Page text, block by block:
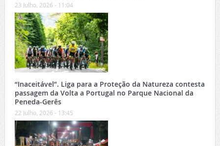
23 Julho, 2026 - 11:04
“Inaceitável”. Liga para a Proteção da Natureza contesta
passagem da Volta a Portugal no Parque Nacional da
Peneda-Gerês
22 Julho, 2026 - 13:45